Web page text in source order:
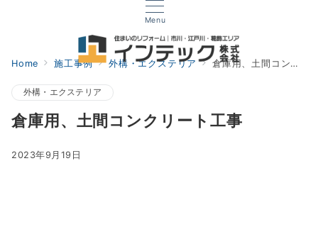
Menu
Home 施工事例 外構・エクステリア 倉庫用、土間コンクリート工事
外構・エクステリア
倉庫用、土間コンクリート工事
2023年9月19日